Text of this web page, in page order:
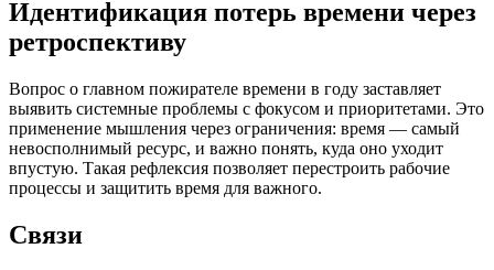
Идентификация потерь времени через
ретроспективу
Вопрос о главном пожирателе времени в году заставляет
выявить системные проблемы с фокусом и приоритетами. Это
применение мышления через ограничения: время — самый
невосполнимый ресурс, и важно понять, куда оно уходит
впустую. Такая рефлексия позволяет перестроить рабочие
процессы и защитить время для важного.
Связи